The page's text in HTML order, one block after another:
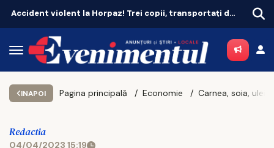
Accident violent la Horpaz! Trei copii, transportați de urgență la spital
INAPOI Pagina principală Economie
Redactia
04/04/2023 15:19